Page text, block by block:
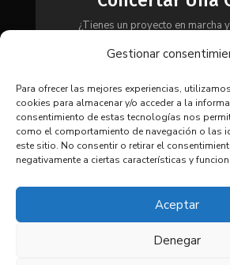
Gestionar
Para ofrecer las mejores experiencias,
cookies para almacenar y/o acceder a la
consentimiento de estas tecnologías nos
como el comportamiento de navegación o las
este sitio. No consentir o retirar el
negativamente a ciertas características y
Aceptar
Denegar
¿Tienes un proyecto en marcha
contacto con nosotros y te
necesidades.
CONTACTAR
© 2025 Coima SL. Todos los